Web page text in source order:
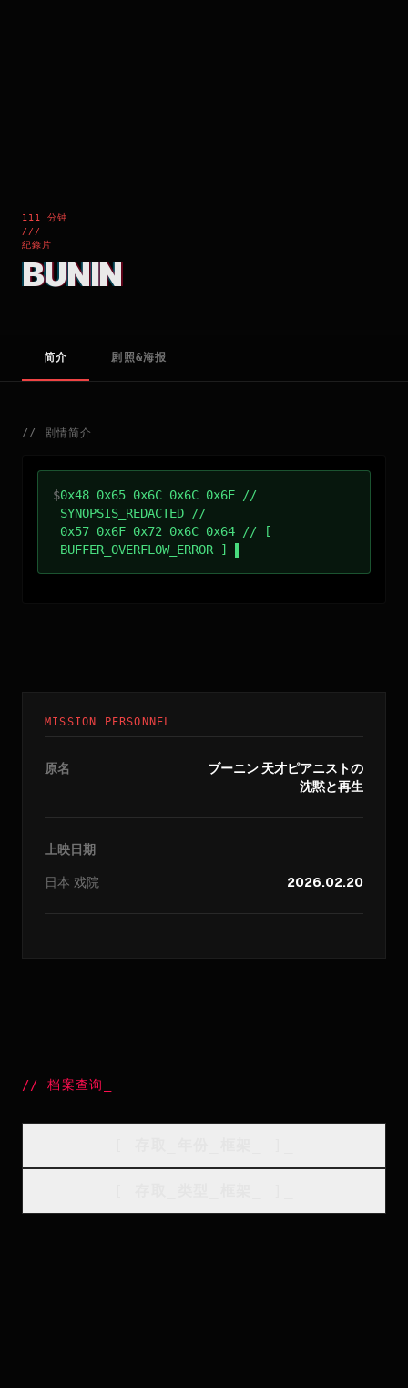
111 分钟
///
紀錄片
BUNIN
简介 剧照&海报
// 剧情简介
$0x48 0x65 0x6C 0x6C 0x6F //
SYNOPSIS_REDACTED //
0x57 0x6F 0x72 0x6C 0x64 // [
BUFFER_OVERFLOW_ERROR ]
MISSION PERSONNEL
原名
ブーニン 天才ピアニストの
沈黙と再生
上映日期
日本 戏院 2026.02.20
//档案查询